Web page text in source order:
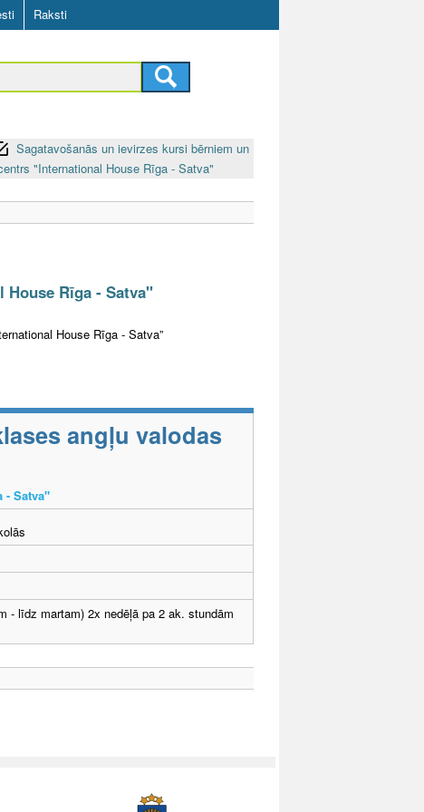
Raksti
Sagatavošanās un ievirzes kursi bērniem un
"International House Rīga - Satva"
Rīga - Satva"
House Rīga - Satva”
angļu valodas
- Satva"
- līdz martam) 2x nedēļā pa 2 ak. stundām